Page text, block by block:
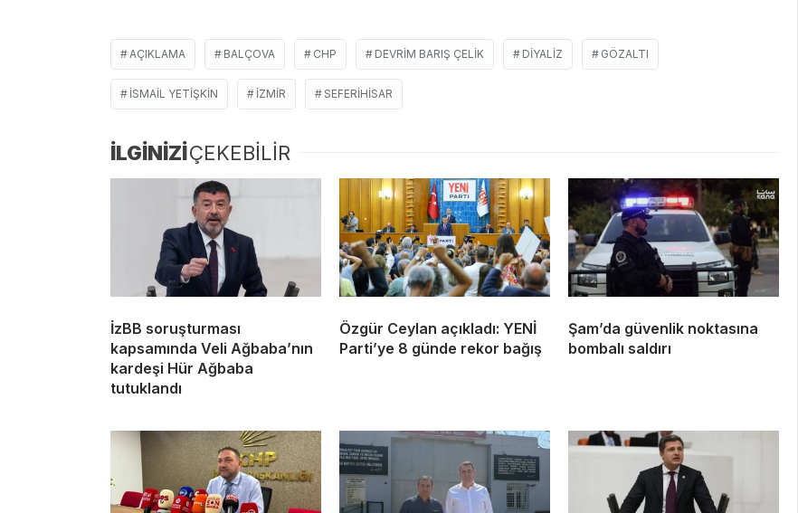
AÇIKLAMA BALÇOVA CHP DEVRIM BARIŞ ÇELIK DIYALIZ GÖZALTI
ISMAIL YETIŞKIN IZMIR SEFERIHISAR
İLGİNİZİÇEKEBİLİR
İzBB soruşturması
kapsamında Veli Ağbaba’nın
kardeşi Hür Ağbaba
tutuklandı
Özgür Ceylan açıkladı: YENİ
Parti’ye 8 günde rekor bağış
Şam’da güvenlik noktasına
bombalı saldırı